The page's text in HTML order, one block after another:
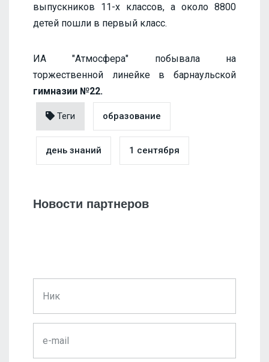
выпускников 11-х классов, а около 8800
детей пошли в первый класс.
ИА "Атмосфера" побывала на
торжественной линейке в барнаульской
гимназии №22.
Теги образование
день знаний 1 сентября
Новости партнеров